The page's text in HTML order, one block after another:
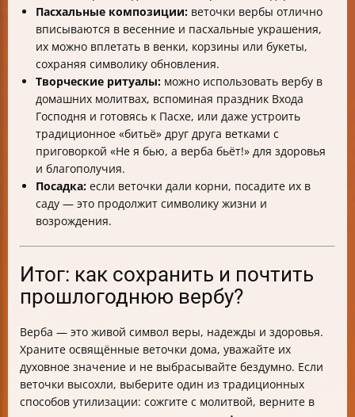
Пасхальные композиции: веточки вербы отлично
вписываются в весенние и пасхальные украшения,
их можно вплетать в венки, корзины или букеты,
сохраняя символику обновления.
Творческие ритуалы: можно использовать вербу в
домашних молитвах, вспоминая праздник Входа
Господня и готовясь к Пасхе, или даже устроить
традиционное «битьё» друг друга ветками с
приговоркой «Не я бью, а верба бьёт!» для здоровья
и благополучия.
Посадка: если веточки дали корни, посадите их в
саду — это продолжит символику жизни и
возрождения.
Итог: как сохранить и почтить
прошлогоднюю вербу?
Верба — это живой символ веры, надежды и здоровья.
Храните освящённые веточки дома, уважайте их
духовное значение и не выбрасывайте бездумно. Если
веточки высохли, выберите один из традиционных
способов утилизации: сожгите с молитвой, верните в